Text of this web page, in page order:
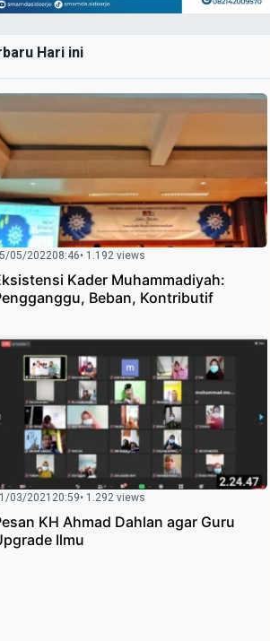
Hari ini
05/202208:46• 1.192 views
Kader Muhammadiyah:
Beban, Kontributif
03/2021 20:59• 1.292 views
KH Ahmad Dahlan agar Guru
Ilmu